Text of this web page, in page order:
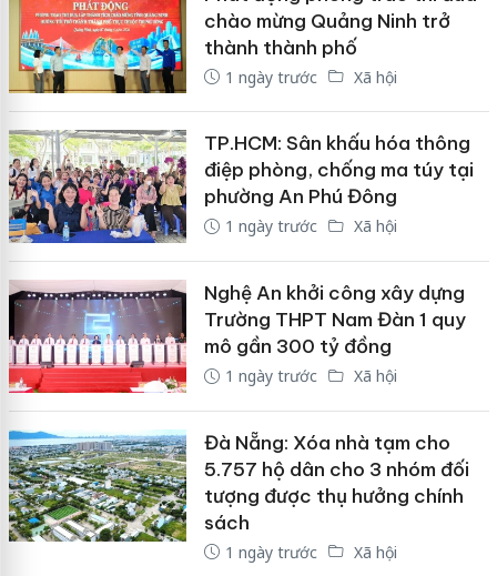
chào mừng Quảng Ninh trở
thành thành phố
1 ngày trước Xã hội
TP.HCM: Sân khấu hóa thông
điệp phòng, chống ma túy tại
phường An Phú Đông
1 ngày trước Xã hội
Nghệ An khởi công xây dựng
Trường THPT Nam Đàn 1 quy
mô gần 300 tỷ đồng
1 ngày trước Xã hội
Đà Nẵng: Xóa nhà tạm cho
5.757 hộ dân cho 3 nhóm đối
tượng được thụ hưởng chính
sách
1 ngày trước Xã hội